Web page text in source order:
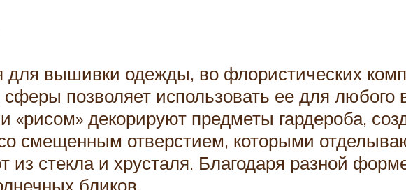
вышивки одежды, во флористических
позволяет использовать ее для любого
декорируют предметы гардероба,
смещенным отверстием, которыми
из стекла и хрусталя. Благодаря разной
бликов.